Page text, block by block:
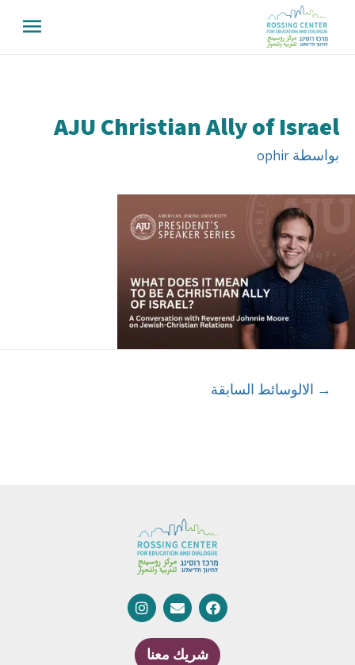
AJU Christian Ally of Israel
بواسطة ophir
→ الالوسائط السابقة
شريك معنا